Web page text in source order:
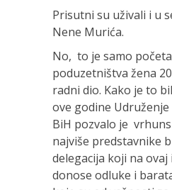
Prisutni su uživali i u
Nene Murića.
No, to je samo
poduzetništva žena
radni dio. Kako je to
ove godine
BiH pozvalo je
najviše predstavnike
delegacija koji na
donose odluke i